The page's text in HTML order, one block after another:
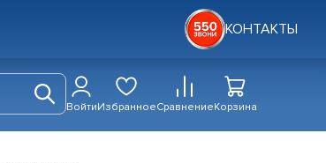
КОНТАКТЫ
ВойтиИзбранноеСравнениеКорзина